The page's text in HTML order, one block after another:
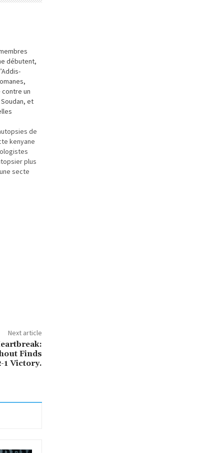
débutent,
contre un
et
de
kenyane
plus
secte
aurait
de se
Next article
Finds
1 Victory.